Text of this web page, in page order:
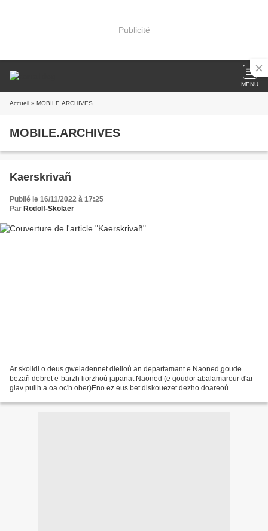
Publicité
MENU
Accueil » MOBILE.ARCHIVES
MOBILE.ARCHIVES
Kaerskrivañ
Publié le 16/11/2022 à 17:25
Par Rodolf-Skolaer
Ar skolidi o deus gweladennet dielloù an departamant e Naoned,goude
bezañ debret e-barzh liorzhoù japanat Naoned (e goudor abalamarour d'ar
glav puilh a oa oc'h ober)Eno ez eus bet diskouezet dezho doareoù